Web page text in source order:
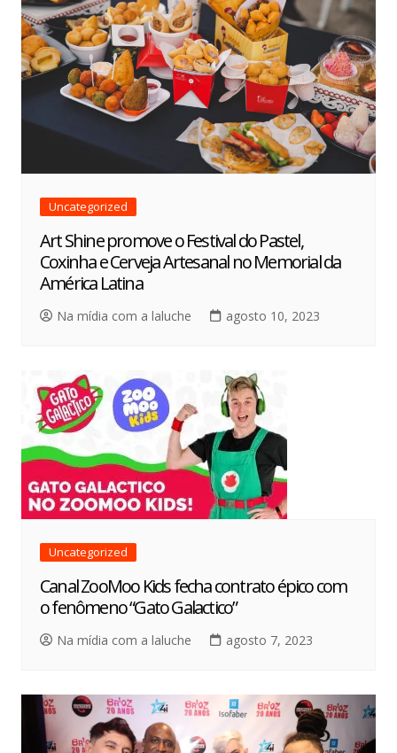
Uncategorized
Art Shine promove o Festival do Pastel,
Coxinha e Cerveja Artesanal no Memorial da
América Latina
Na mídia com a laluche agosto 10, 2023
Uncategorized
Canal ZooMoo Kids fecha contrato épico com
o fenômeno “Gato Galactico”
Na mídia com a laluche agosto 7, 2023